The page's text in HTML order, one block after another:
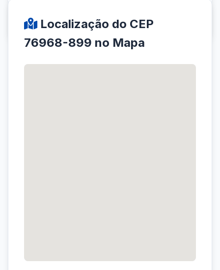
Localização do CEP
76968-899 no Mapa